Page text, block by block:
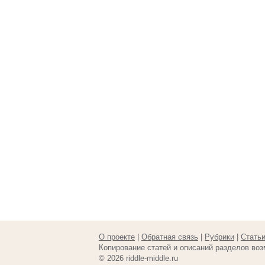
О проекте Обратная связь Рубрики
Статьи
Копирование статей и описаний разделов
© 2026 riddle-middle.ru